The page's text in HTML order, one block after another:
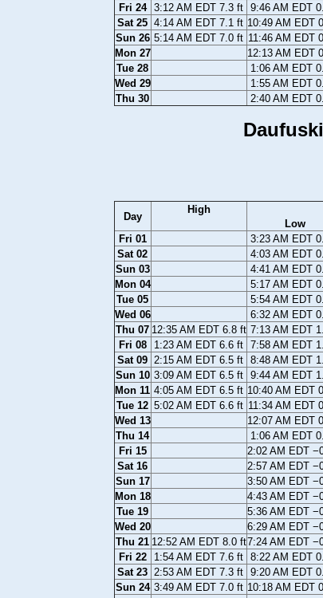
Fri 24
3:12 AM EDT 7.3 ft 9:46 AM EDT
Sat 25 4:14 AM EDT 7.1 ft 10:49 AM EDT
Sun 26 5:14 AM EDT 7.0 ft 11:46 AM EDT
Mon 27
12:13 AM EDT
Tue 28
1:06 AM EDT
Wed 29
1:55 AM EDT
Thu 30
2:40 AM EDT
Day
High
Low
Fri 01
3:23 AM EDT
Sat 02
4:03 AM EDT
Sun 03
4:41 AM EDT
Mon 04
5:17 AM EDT
Tue 05
5:54 AM EDT
Wed 06
6:32 AM EDT
Thu 07 12:35 AM EDT 6.8 ft 7:13 AM EDT
Fri 08
1:23 AM EDT 6.6 ft 7:58 AM EDT
Sat 09 2:15 AM EDT 6.5 ft 8:48 AM EDT
Sun 10 3:09 AM EDT 6.5 ft 9:44 AM EDT
Mon 11 4:05 AM EDT 6.5 ft 10:40 AM EDT
Tue 12 5:02 AM EDT 6.6 ft 11:34 AM EDT
Wed 13
12:07 AM EDT
Thu 14
1:06 AM EDT
Fri 15
2:02 AM EDT
Sat 16
2:57 AM EDT
Sun 17
3:50 AM EDT
Mon 18
4:43 AM EDT
Tue 19
5:36 AM EDT
Wed 20
6:29 AM EDT
Thu 21 12:52 AM EDT 8.0 ft7:24 AM EDT
Fri 22
1:54 AM EDT 7.6 ft 8:22 AM EDT
Sat 23 2:53 AM EDT 7.3 ft 9:20 AM EDT
Sun 24 3:49 AM EDT 7.0 ft 10:18 AM EDT